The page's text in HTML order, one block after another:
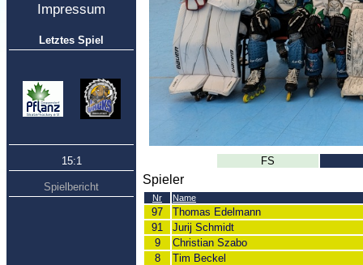
Impressum
Letztes Spiel
15:1
Spielbericht
FS
Spieler
Nr Name
97
Thomas Edelmann
91
Jurij Schmidt
9
Christian Szabo
8
Tim Beckel